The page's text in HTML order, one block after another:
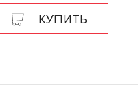
КУПИТЬ